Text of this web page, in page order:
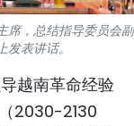
席，总结指导委员会副
表讲话。
越南革命经验
2030-2130